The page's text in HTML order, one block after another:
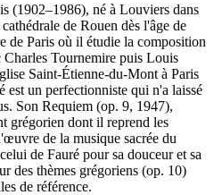
(1902–1986), né à Louviers dans
de Rouen dès l'âge de
de Paris où il étudie la composition
Tournemire puis Louis
Saint-Étienne-du-Mont à Paris
est un perfectionniste qui n'a laissé
Son Requiem (op. 9, 1947),
grégorien dont il reprend les
de la musique sacrée du
de Fauré pour sa douceur et sa
des thèmes grégoriens (op. 10)
de référence.